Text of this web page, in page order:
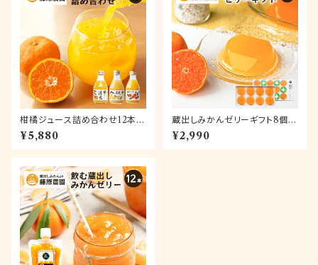
柑橘ジュース詰め合わせ12本|
和歌山県海南市下津町産の果
汁100%ストレートジュース
¥5,880
蔵出しみかんゼリーギフト8個入
【送料無料】
¥2,990